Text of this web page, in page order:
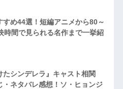
すめ44選！短編アニメから80～
時間で見られる名作まで一挙紹
たシンデレラ』キャスト相関
・ネタバレ感想！ソ・ヒョンジ